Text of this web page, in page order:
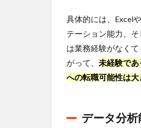
の活
2.3
分析
とキ
作成
具体的には、Excel
テーション能力、
は業務経験がなく
がって、 未経験で
への転職可能性は
データ分析